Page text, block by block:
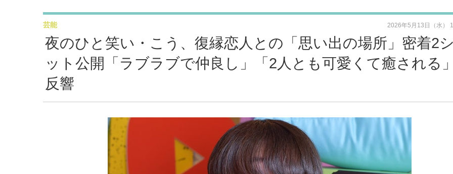
夜のひと笑い・こう、復縁恋人との「思い出の場所」密着2
ット公開「ラブラブで仲良し」「2人とも可愛くて癒される
反響
芸能 2026年5月13日（水）